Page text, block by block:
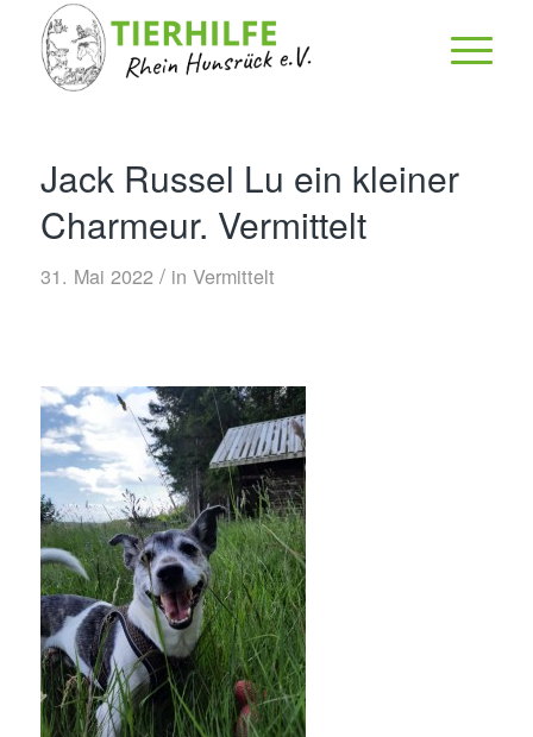
Jack Russel Lu ein kleiner
Charmeur. Vermittelt
31. Mai 2022 / in Vermittelt